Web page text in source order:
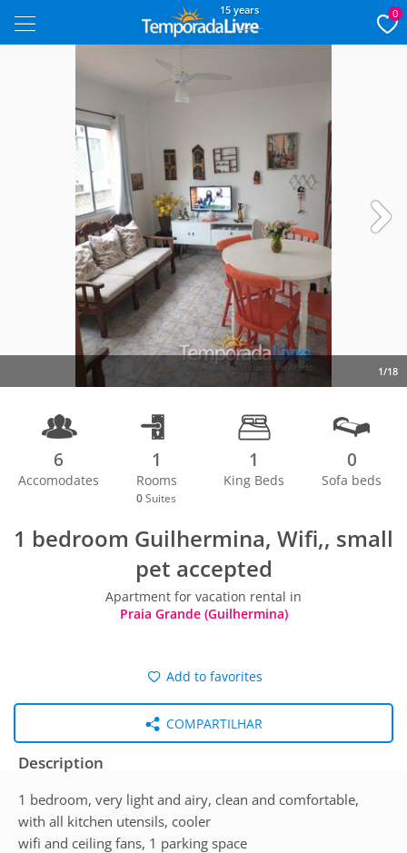
15 years 0
1/18
6
Accomodates
1
Rooms
0 Suites
1
King Beds
0
Sofa beds
1 bedroom Guilhermina, Wifi,, small
pet accepted
Apartment for vacation rental in
Praia Grande (Guilhermina)
Add to favorites
COMPARTILHAR
Description
1 bedroom, very light and airy, clean and comfortable,
with all kitchen utensils, cooler
wifi and ceiling fans, 1 parking space